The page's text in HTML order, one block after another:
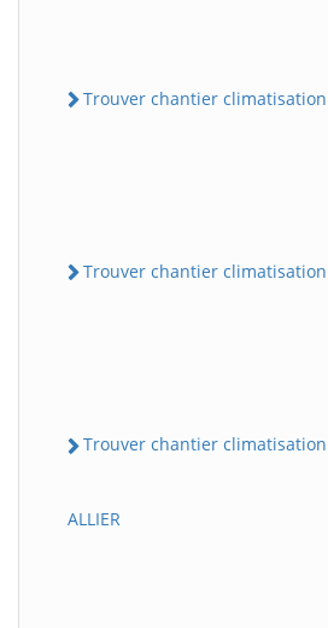
Trouver chantier climatisation
Trouver chantier climatisation
Trouver chantier climatisation
ALLIER